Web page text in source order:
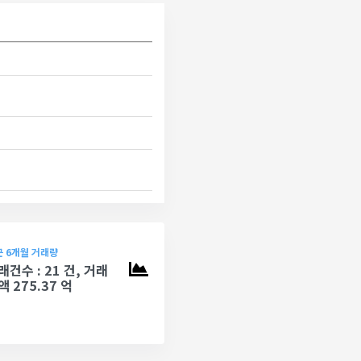
6개월 거래량
건수 : 21 건, 거래
275.37 억